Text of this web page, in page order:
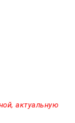
актуальную